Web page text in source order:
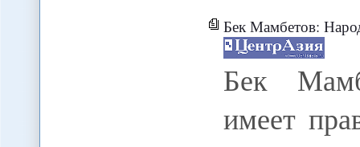
Бек Мамбетов:
Бек
имеет